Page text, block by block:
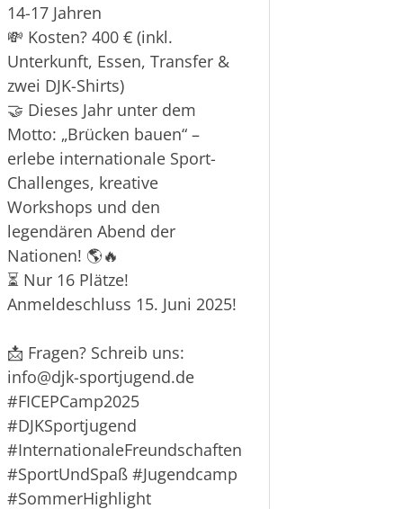
14-17 Jahren
💸 Kosten? 400 € (inkl.
Unterkunft, Essen, Transfer &
zwei DJK-Shirts)
🤝 Dieses Jahr unter dem
Motto: „Brücken bauen“ –
erlebe internationale Sport-
Challenges, kreative
Workshops und den
legendären Abend der
Nationen! 🌎🔥
⏳ Nur 16 Plätze!
Anmeldeschluss 15. Juni 2025!
📩 Fragen? Schreib uns:
info@djk-sportjugend.de
#FICEPCamp2025
#DJKSportjugend
#InternationaleFreundschaften
#SportUndSpaß #Jugendcamp
#SommerHighlight